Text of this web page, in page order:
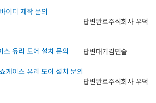
이더 제작 문의
답변완료주식회사 우덕
스 유리 도어 설치 문의
답변대기김민술
케이스 유리 도어 설치 문의
답변완료주식회사 우덕